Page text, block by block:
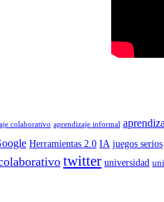
colaborativo aprendizaje informal
Herramientas 2.0 IA juegos serios
twitter universidad